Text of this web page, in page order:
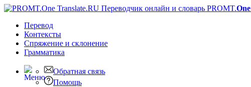
PROMT.One
Перевод
Контексты
Спряжение и склонение
Грамматика
Обратная связь
Помощь